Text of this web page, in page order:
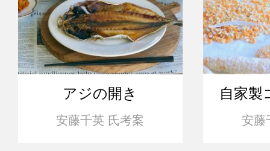
アジの開き
安藤千英 氏考案
自家製
安藤